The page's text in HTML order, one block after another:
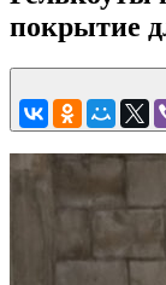
покрытие